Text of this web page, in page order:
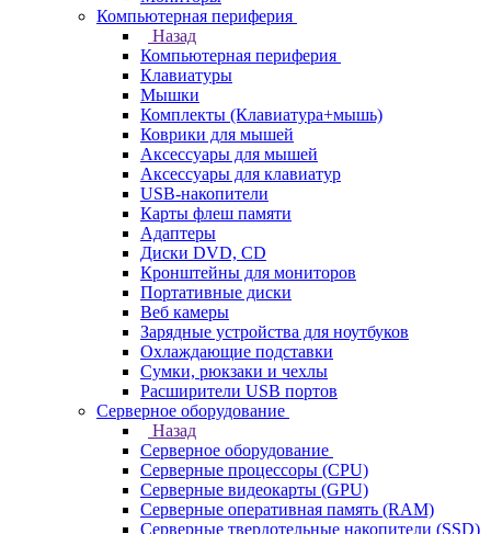
Компьютерная периферия
Назад
Компьютерная периферия
Клавиатуры
Мышки
Комплекты (Клавиатура+мышь)
Коврики для мышей
Аксессуары для мышей
Аксессуары для клавиатур
USB-накопители
Карты флеш памяти
Адаптеры
Диски DVD, CD
Кронштейны для мониторов
Портативные диски
Веб камеры
Зарядные устройства для ноутбуков
Охлаждающие подставки
Сумки, рюкзаки и чехлы
Расширители USB портов
Серверное оборудование
Назад
Серверное оборудование
Серверные процессоры (CPU)
Серверные видеокарты (GPU)
Серверные оперативная память (RAM)
Серверные твердотельные накопители (SSD)